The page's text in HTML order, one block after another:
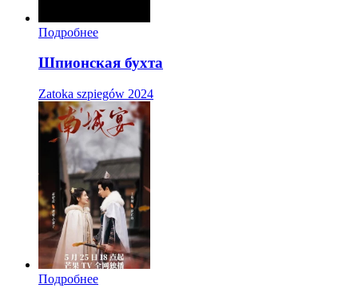
Подробнее
Шпионская бухта
Zatoka szpiegów 2024
Подробнее